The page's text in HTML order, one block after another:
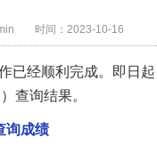
时间：2023-10-16
经顺利完成。即日起
查询结果。
询成绩